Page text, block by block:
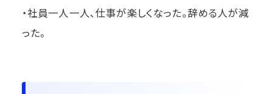
・社員一人一人、仕事が楽しくなった。辞める人が減
った。